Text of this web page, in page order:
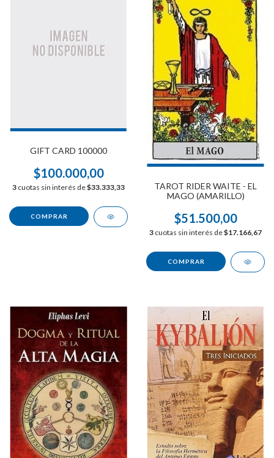
GIFT CARD 100000
$100.000,00
3 cuotas sin interés de$33.333,33
TAROT RIDER WAITE - EL
MAGO (AMARILLO)
$51.500,00
3 cuotas sin interés de$17.166,67